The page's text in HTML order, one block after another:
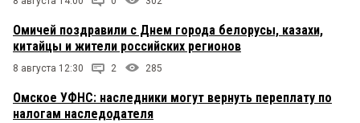
Омичей поздравили с Днем города белорусы, казахи,
китайцы и жители российских регионов
8 августа 12:30 2 285
Омское УФНС: наследники могут вернуть переплату по
налогам наследодателя